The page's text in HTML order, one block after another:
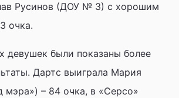
Русинов (ДОУ № 3) с хорошим
очка.
девушек были показаны более
Дартс выиграла Мария
– 84 очка, в «Серсо»